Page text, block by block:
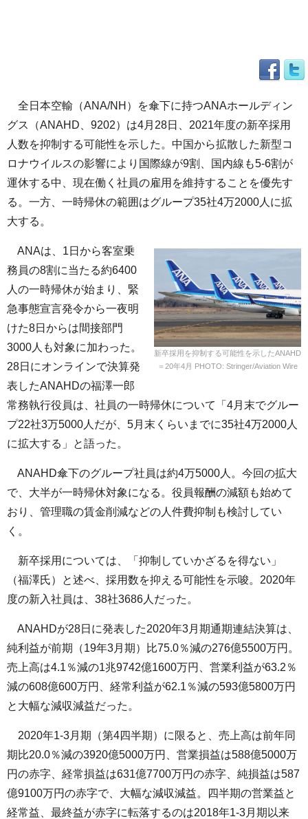
全日本空輸（ANA/NH）を傘下に持つANAホールディン
グス（ANAHD、9202）は4月28日、2021年度の新卒採用
人数を抑制する可能性を示した。中国から拡散した新型コ
ロナウイルスの影響により国際線が9割、国内線も5-6割が
運休する中、現在働く社員の雇用を維持することを優先す
る。一方、一時帰休の範囲はグループ35社4万2000人に拡
大する。
新卒採用を抑制する可能性を示したANAHD
＝20年4月 PHOTO: Stringer/Aviation Wire
ANAは、1日から客室乗
務員の8割に当たる約6400
人の一時帰休が始まり、緊
急事態宣言発令から一夜明
けた8日からは間接部門
3000人も対象に加わった。
28日にオンラインで決算発
表したANAHDの福澤一郎
常務執行役員は、社員の一時帰休について「4月末でグルー
プ22社3万5000人だが、5月末くらいまでに35社4万2000人
に拡大する」と語った。
ANAHD傘下のグループ社員は約4万5000人。今回の拡大
で、大半が一時帰休対象になる。役員報酬の減額も始めて
おり、管理職の賃金削減などの人件費抑制も検討してい
く。
新卒採用については、「抑制していかざるを得ない」
（福澤氏）と述べ、採用数を抑える可能性を示唆。2020年
度の新入社員は、38社3686人だった。
ANAHDが28日に発表した2020年3月期通期連結決算は、
純利益が前期（19年3月期）比75.0％減の276億5500万円。
売上高は4.1％減の1兆9742億1600万円、営業利益が63.2％
減の608億600万円、経常利益が62.1％減の593億5800万円
と大幅な減収減益だった。
2020年1-3月期（第4四半期）に限ると、売上高は前年同
期比20.0％減の3920億5000万円、営業損益は588億5000万
円の赤字、経常損益は631億7700万円の赤字、純損益は587
億9100万円の赤字で、大幅な減収減益。四半期の営業益と
経常益、最終益が赤字に転落するのは2018年1-3月期以来